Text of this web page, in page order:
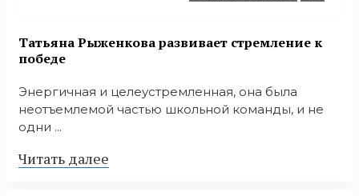
Татьяна Рыженкова развивает стремление к
победе
Энергичная и целеустремленная, она была
неотъемлемой частью школьной команды, и не
одни ...
Читать далее